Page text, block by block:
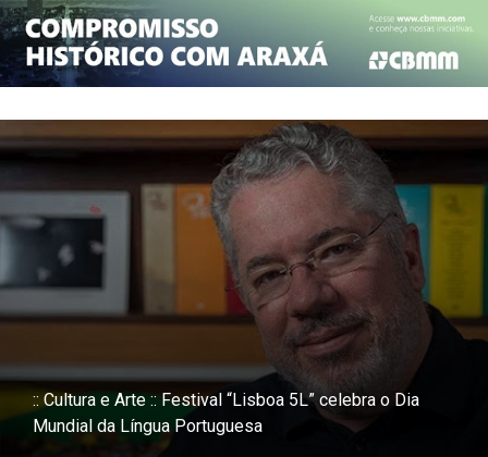
:: Cultura e Arte :: Festival “Lisboa 5L” celebra o Dia
Mundial da Língua Portuguesa